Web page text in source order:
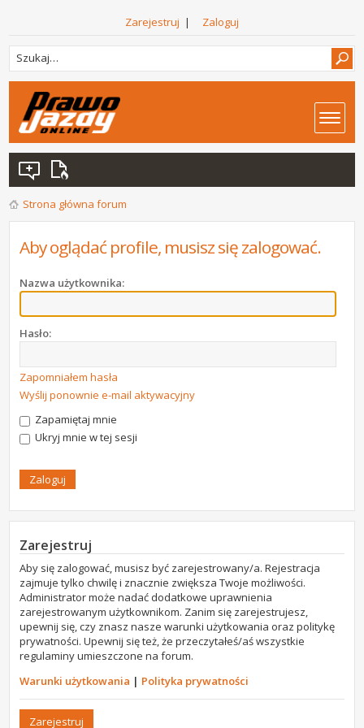
Zarejestruj | Zaloguj
Strona główna forum
Aby oglądać profile, musisz się zalogować.
Nazwa użytkownika:
Hasło:
Zapomniałem hasła
Wyślij ponownie e-mail aktywacyjny
Zapamiętaj mnie
Ukryj mnie w tej sesji
Zarejestruj
Aby się zalogować, musisz być zarejestrowany/a. Rejestracja
zajmuje tylko chwilę i znacznie zwiększa Twoje możliwości.
Administrator może nadać dodatkowe uprawnienia
zarejestrowanym użytkownikom. Zanim się zarejestrujesz,
upewnij się, czy znasz nasze warunki użytkowania oraz politykę
prywatności. Upewnij się też, że przeczytałeś/aś wszystkie
regulaminy umieszczone na forum.
Warunki użytkowania | Polityka prywatności
Zarejestruj